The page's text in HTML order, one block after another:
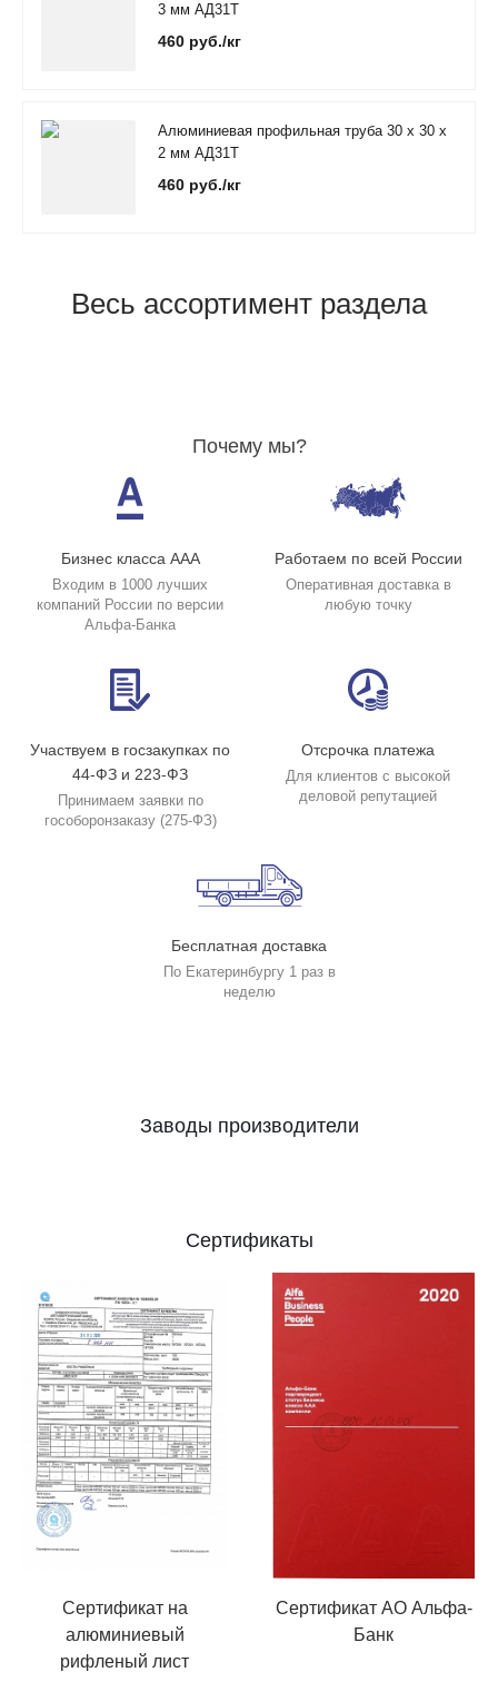
3 мм АД31Т
460 руб./кг
Алюминиевая профильная труба 30 х 30 х
2 мм АД31Т
460 руб./кг
Весь ассортимент раздела
Почему мы?
Бизнес класса ААА
Входим в 1000 лучших
компаний России по версии
Альфа-Банка
Работаем по всей России
Оперативная доставка в
любую точку
Участвуем в госзакупках по
44-ФЗ и 223-ФЗ
Принимаем заявки по
гособоронзаказу (275-ФЗ)
Отсрочка платежа
Для клиентов с высокой
деловой репутацией
Бесплатная доставка
По Екатеринбургу 1 раз в
неделю
Заводы производители
Сертификаты
Сертификат на
алюминиевый
рифленый лист
Сертификат АО Альфа-
Банк